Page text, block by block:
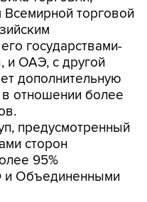
торговой
государствами-
и ОАЭ, с другой
дополнительную
отношении более
предусмотренный
сторон
95%
и Объединенными